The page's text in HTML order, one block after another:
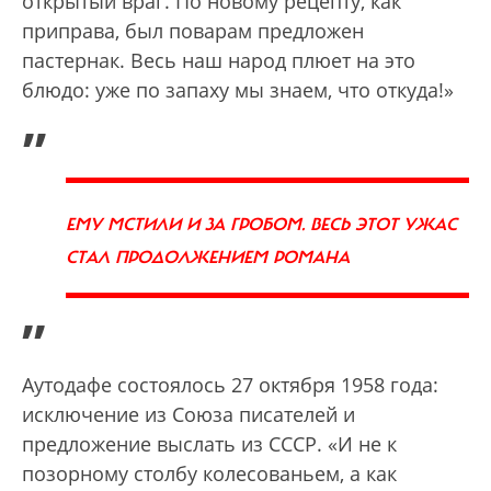
приправа, был поварам предложен
пастернак. Весь наш народ плюет на это
блюдо: уже по запаху мы знаем, что откуда!»
„
ЕМУ МСТИЛИ И ЗА ГРОБОМ. ВЕСЬ ЭТОТ УЖАС
СТАЛ ПРОДОЛЖЕНИЕМ РОМАНА
”
Аутодафе состоялось 27 октября 1958 года:
исключение из Союза писателей и
предложение выслать из СССР. «И не к
позорному столбу колесованьем, а как